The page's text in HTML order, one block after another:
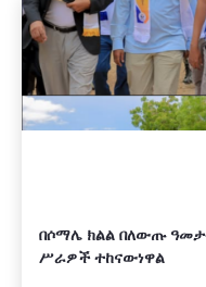
በሶማሌ ክልል በለውጡ
ሥራዎች ተከናውነዋል